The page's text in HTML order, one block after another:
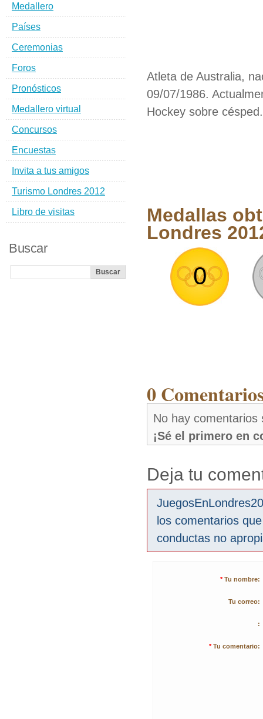
Atleta de Australia,
09/07/1986.
Hockey sobre césped.
Medallas
Londres
0
0
No hay comentarios
¡Sé el primero en
Deja tu
los comentarios
conductas no
* Tu nombre:
Tu correo:
:
* Tu comentario:
Medallero
Países
Ceremonias
Foros
Pronósticos
Medallero virtual
Concursos
Encuestas
Invita a tus amigos
Turismo Londres 2012
Libro de visitas
Buscar